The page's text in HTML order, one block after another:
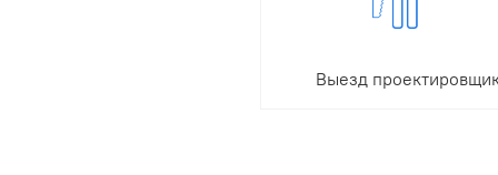
менеджеру. Услуга
Выезд